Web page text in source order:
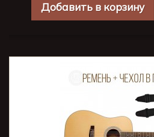
Добавить в корзину